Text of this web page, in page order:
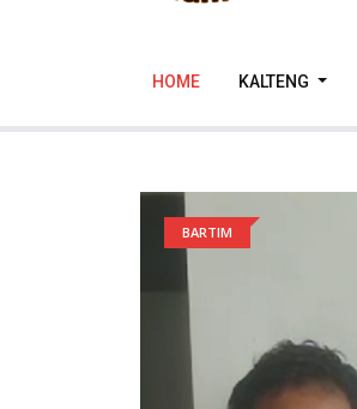
HOME KALTENG
BARTIM